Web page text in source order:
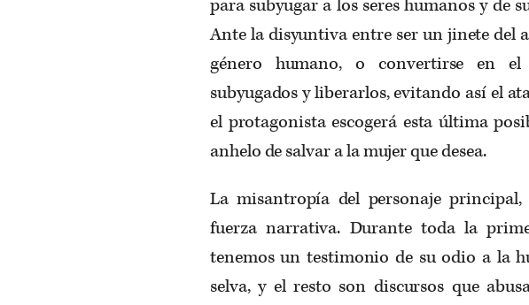
para subyugar a los seres humanos y de
Ante la disyuntiva entre ser un jinete del
género humano, o convertirse en
subyugados y liberarlos, evitando así el
el protagonista escogerá esta última
anhelo de salvar a la mujer que desea.
La misantropía del personaje principal,
fuerza narrativa. Durante toda la
tenemos un testimonio de su odio a la
selva, y el resto son discursos que